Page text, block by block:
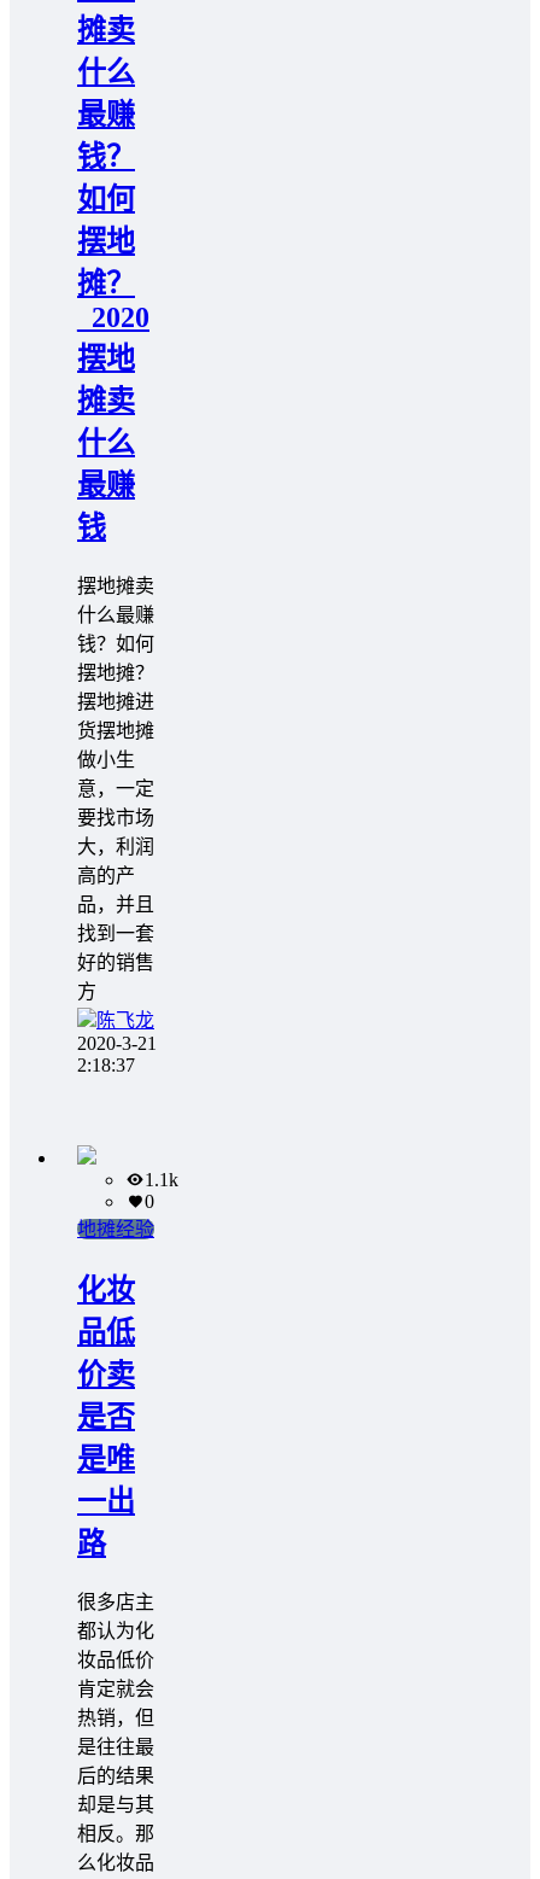
摊卖
什么
最赚
钱？
如何
摆地
摊？
_2020
摆地
摊卖
什么
最赚
钱
摆地摊卖
什么最赚
钱？如何
摆地摊？
摆地摊进
货摆地摊
做小生
意，一定
要找市场
大，利润
高的产
品，并且
找到一套
好的销售
方
陈飞龙
2020-3-21
2:18:37
1.1k
0
地摊经验
化妆
品低
价卖
是否
是唯
一出
路
很多店主
都认为化
妆品低价
肯定就会
热销，但
是往往最
后的结果
却是与其
相反。那
么化妆品